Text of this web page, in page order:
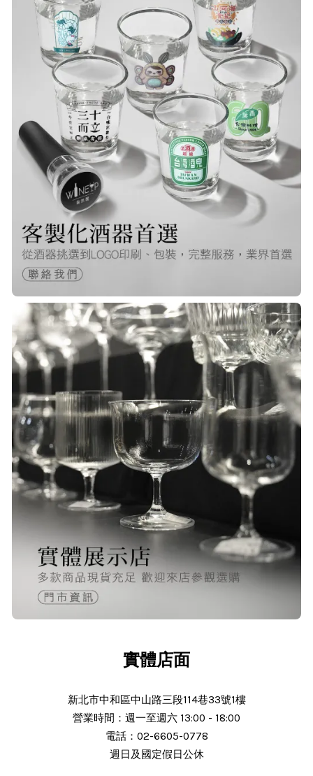
21/Nov/2025 05:25 pm
已經回購無數次，賣家態度良好，有
問必答，包裝完整，商品也非常的
棒！
Q***
22/Nov/2025 12:40 pm
很快就收到商品了，出貨速度非常的
快，非常棒的賣家 質感又耐看,細膩
包裝得很小心 CP值很高！！推薦購入
23/Nov/2025 08:00 am
品質非常好！手摸的觸感就很明顯感
覺質感
O***
24/Nov/2025 02:15 pm
實體店面
新北市中和區中山路三段114巷33號1樓
營業時間：週一至週六 13:00 - 18:00
電話：02-6605-0778
週日及國定假日公休